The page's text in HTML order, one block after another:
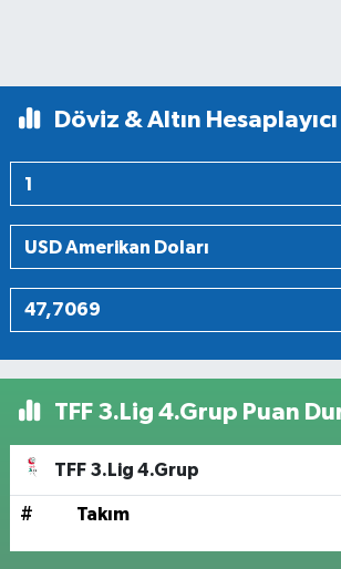
Döviz & Altın Hesaplayıcı
TFF 3.Lig 4.Grup Puan
TFF 3.Lig 4.Grup
# Takım